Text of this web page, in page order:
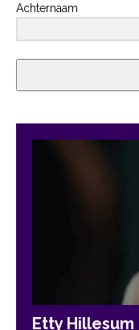
Achternaam
Etty